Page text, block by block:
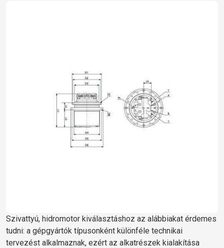
Szivattyú, hidromotor kiválasztáshoz az alábbiakat érdemes
tudni: a gépgyártók típusonként különféle technikai
tervezést alkalmaznak, ezért az alkatrészek kialakítása